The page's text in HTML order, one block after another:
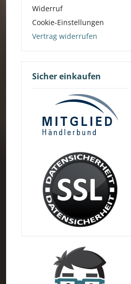
Widerruf
Cookie-Einstellungen
Vertrag widerrufen
Sicher einkaufen